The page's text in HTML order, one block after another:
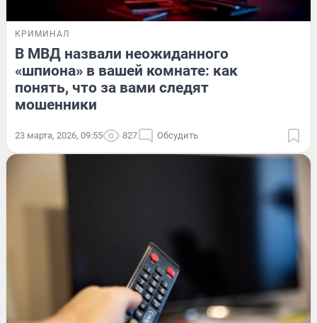
КРИМИНАЛ
В МВД назвали неожиданного
«шпиона» в вашей комнате: как
понять, что за вами следят
мошенники
23 марта, 2026, 09:55 827 Обсудить